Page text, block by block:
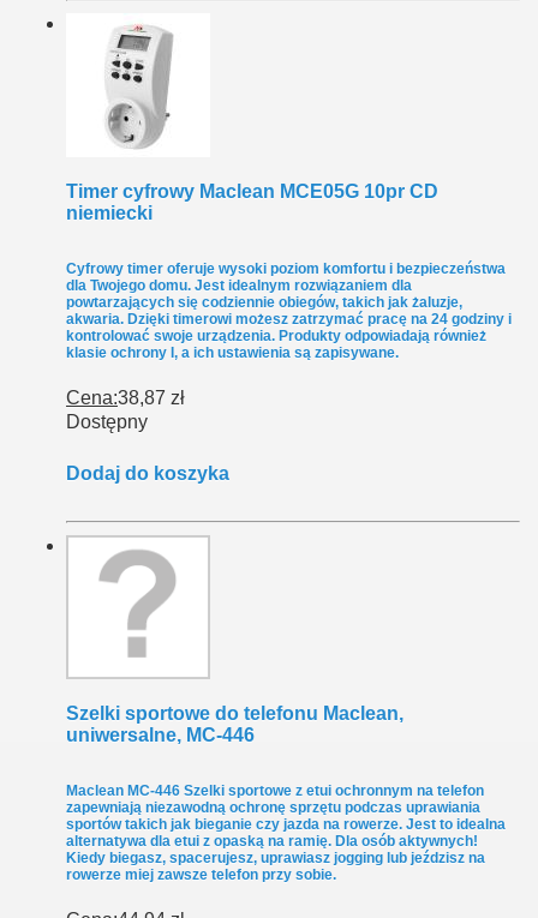
Timer cyfrowy Maclean MCE05G 10pr CD
niemiecki
Cyfrowy timer oferuje wysoki poziom komfortu i bezpieczeństwa
dla Twojego domu. Jest idealnym rozwiązaniem dla
powtarzających się codziennie obiegów, takich jak żaluzje,
akwaria. Dzięki timerowi możesz zatrzymać pracę na 24 godziny i
kontrolować swoje urządzenia. Produkty odpowiadają również
klasie ochrony I, a ich ustawienia są zapisywane.
Cena:38,87 zł
Dostępny
Dodaj do koszyka
Szelki sportowe do telefonu Maclean,
uniwersalne, MC-446
Maclean MC-446 Szelki sportowe z etui ochronnym na telefon
zapewniają niezawodną ochronę sprzętu podczas uprawiania
sportów takich jak bieganie czy jazda na rowerze. Jest to idealna
alternatywa dla etui z opaską na ramię. Dla osób aktywnych!
Kiedy biegasz, spacerujesz, uprawiasz jogging lub jeździsz na
rowerze miej zawsze telefon przy sobie.